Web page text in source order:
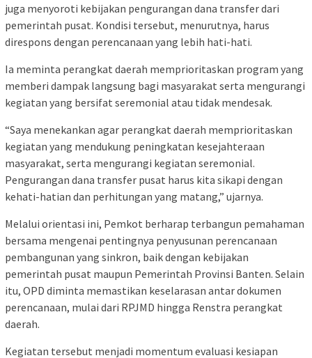
juga menyoroti kebijakan pengurangan dana transfer dari
pemerintah pusat. Kondisi tersebut, menurutnya, harus
direspons dengan perencanaan yang lebih hati-hati.
Ia meminta perangkat daerah memprioritaskan program yang
memberi dampak langsung bagi masyarakat serta mengurangi
kegiatan yang bersifat seremonial atau tidak mendesak.
“Saya menekankan agar perangkat daerah memprioritaskan
kegiatan yang mendukung peningkatan kesejahteraan
masyarakat, serta mengurangi kegiatan seremonial.
Pengurangan dana transfer pusat harus kita sikapi dengan
kehati-hatian dan perhitungan yang matang,” ujarnya.
Melalui orientasi ini, Pemkot berharap terbangun pemahaman
bersama mengenai pentingnya penyusunan perencanaan
pembangunan yang sinkron, baik dengan kebijakan
pemerintah pusat maupun Pemerintah Provinsi Banten. Selain
itu, OPD diminta memastikan keselarasan antar dokumen
perencanaan, mulai dari RPJMD hingga Renstra perangkat
daerah.
Kegiatan tersebut menjadi momentum evaluasi kesiapan